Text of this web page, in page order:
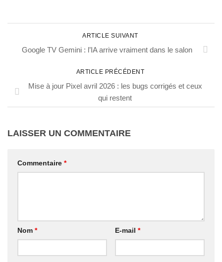
ARTICLE SUIVANT
Google TV Gemini : l’IA arrive vraiment dans le salon
ARTICLE PRÉCÉDENT
Mise à jour Pixel avril 2026 : les bugs corrigés et ceux
qui restent
LAISSER UN COMMENTAIRE
Commentaire *
Nom * E-mail *